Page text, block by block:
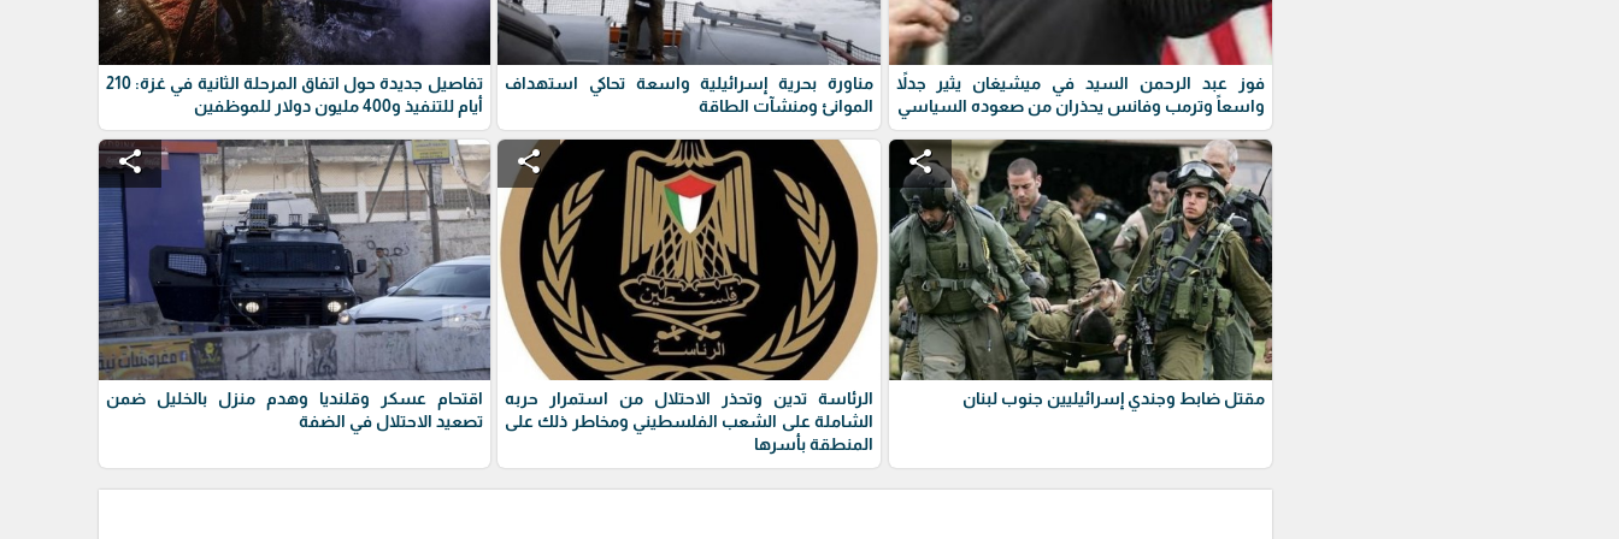
فوز عبد الرحمن السيد في ميشيغان يثير جدلاً
واسعاً وترمب وفانس يحذران من صعوده السياسي
مناورة بحرية إسرائيلية واسعة تحاكي استهداف
الموانئ ومنشآت الطاقة
تفاصيل جديدة حول اتفاق المرحلة الثانية في غزة: 210
أيام للتنفيذ و400 مليون دولار للموظفين
share
مقتل ضابط وجندي إسرائيليين جنوب لبنان
share
الرئاسة تدين وتحذر الاحتلال من استمرار حربه
الشاملة على الشعب الفلسطيني ومخاطر ذلك على
المنطقة بأسرها
share
اقتحام عسكر وقلنديا وهدم منزل بالخليل ضمن
تصعيد الاحتلال في الضفة